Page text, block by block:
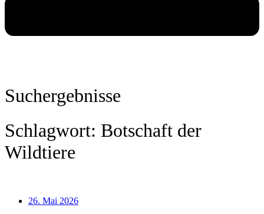
Suchergebnisse
Schlagwort: Botschaft der
Wildtiere
26. Mai 2026